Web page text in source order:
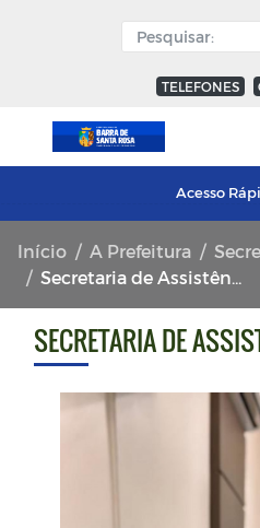
TELEFONES
Acesso
Início A Prefeitura
Secretaria de Assistência Social
SECRETARIA DE